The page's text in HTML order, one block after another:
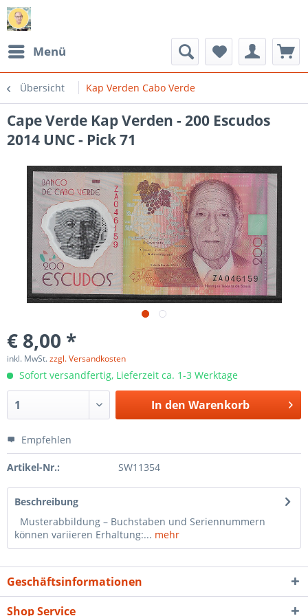
Menü
Übersicht Kap Verden Cabo Verde
Cape Verde Kap Verden - 200 Escudos
2014 UNC - Pick 71
€ 8,00 *
inkl. MwSt.zzgl. Versandkosten
Sofort versandfertig, Lieferzeit ca. 1-3 Werktage
In den Warenkorb
Empfehlen
Artikel-Nr.: SW11354
Beschreibung
Musterabbildung – Buchstaben und Seriennummern
können variieren Erhaltung:... mehr
Geschäftsinformationen
Shop Service